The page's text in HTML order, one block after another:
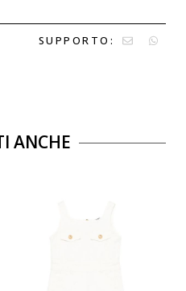
SUPPORTO:
ANCHE